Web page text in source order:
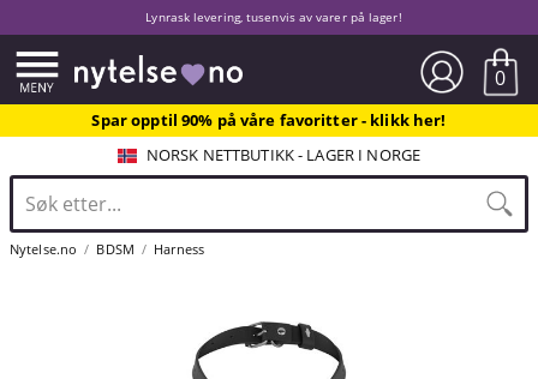
Lynrask levering, tusenvis av varer på lager!
0
Spar opptil 90% på våre favoritter - klikk her!
NORSK NETTBUTIKK - LAGER I NORGE
Nytelse.no BDSM Harness